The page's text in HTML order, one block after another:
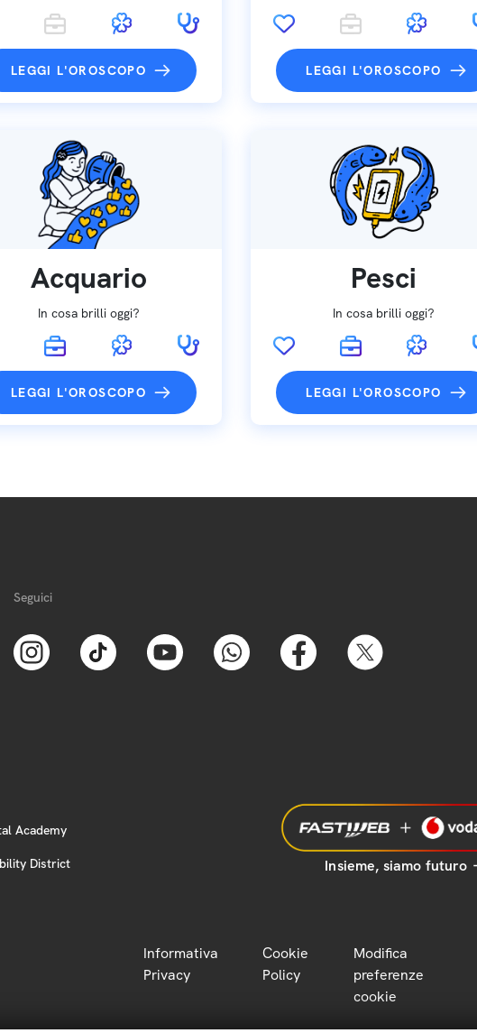
LEGGI L'OROSCOPO LEGGI L'OROSCOPO
Acquario
In cosa brilli oggi?
LEGGI L'OROSCOPO
Pesci
In cosa brilli oggi?
LEGGI L'OROSCOPO
Seguici
Academy
District Insieme, siamo futuro
Informativa
Privacy
Cookie
Policy
Modifica
preferenze
cookie